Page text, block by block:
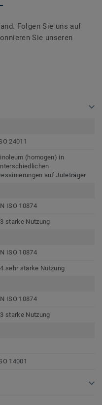
Folgen Sie uns auf
Sie unseren
24011
(homogen) in
auf Juteträger
ISO 10874
starke Nutzung
ISO 10874
sehr starke Nutzung
ISO 10874
starke Nutzung
14001